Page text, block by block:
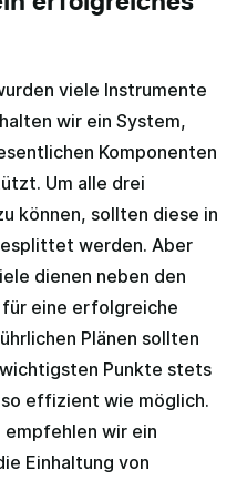
viele Instrumente
wir ein System,
Komponenten
Um alle drei
können, sollten diese in
werden. Aber
dienen neben den
eine erfolgreiche
Plänen sollten
Punkte stets
effizient wie möglich.
empfehlen wir ein
Einhaltung von